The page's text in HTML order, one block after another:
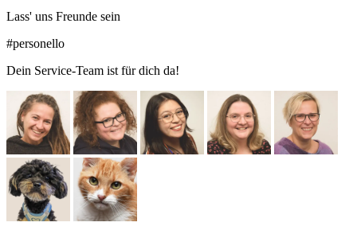
Lass' uns Freunde sein
#personello
Dein Service-Team ist für dich da!